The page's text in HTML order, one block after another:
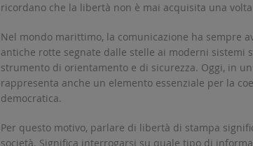
ricordano che la libertà non è mai acquisita una
Nel mondo marittimo, la comunicazione ha sempre
antiche rotte segnate dalle stelle ai moderni sistemi
strumento di orientamento e di sicurezza. Oggi, in
rappresenta anche un elemento essenziale per la
democratica.
Per questo motivo, parlare di libertà di stampa
società. Significa interrogarsi su quale tipo di